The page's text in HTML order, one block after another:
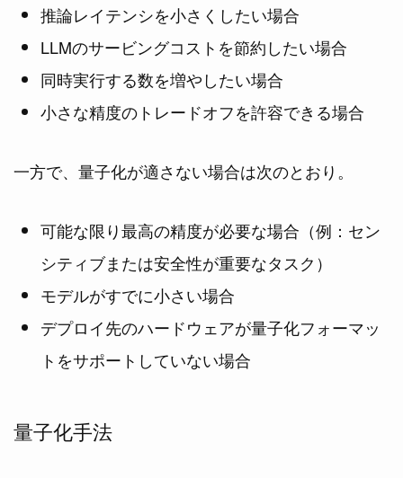
推論レイテンシを小さくしたい場合
LLMのサービングコストを節約したい場合
同時実行する数を増やしたい場合
小さな精度のトレードオフを許容できる場合
一方で、量子化が適さない場合は次のとおり。
可能な限り最高の精度が必要な場合（例：セン
シティブまたは安全性が重要なタスク）
モデルがすでに小さい場合
デプロイ先のハードウェアが量子化フォーマッ
トをサポートしていない場合
量子化手法